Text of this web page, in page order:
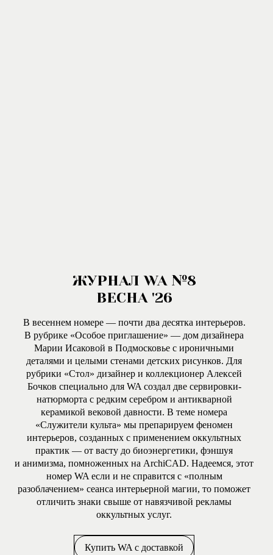
ЖУРНАЛ WA №8
ВЕСНА '26
В весеннем номере — почти два десятка интерьеров.
В рубрике «Особое приглашение» — дом дизайнера
Марии Исаковой в Подмосковье с ироничными
деталями и целыми стенами детских рисунков. Для
рубрики «Стол» дизайнер и коллекционер Алексей
Бочков специально для WA создал две сервировки-
натюрморта с редким серебром и антикварной
керамикой вековой давности. В теме номера
«Служители культа» мы препарируем феномен
интерьеров, созданных с применением оккультных
практик — от васту до биоэнергетики, фэншуя
и анимизма, помноженных на ArchiCAD. Надеемся, этот
номер WA если и не справится с «полным
разоблачением» сеанса интерьерной магии, то поможет
отличить знаки свыше от навязчивой рекламы
оккультных услуг.
Купить WA с доставкой